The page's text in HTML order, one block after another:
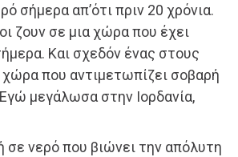
σήμερα απ’ότι πριν 20 χρόνια.
ζουν σε μια χώρα που έχει
Και σχεδόν ένας στους
χώρα που αντιμετωπίζει σοβαρή
μεγάλωσα στην Ιορδανία,
νερό που βιώνει την απόλυτη